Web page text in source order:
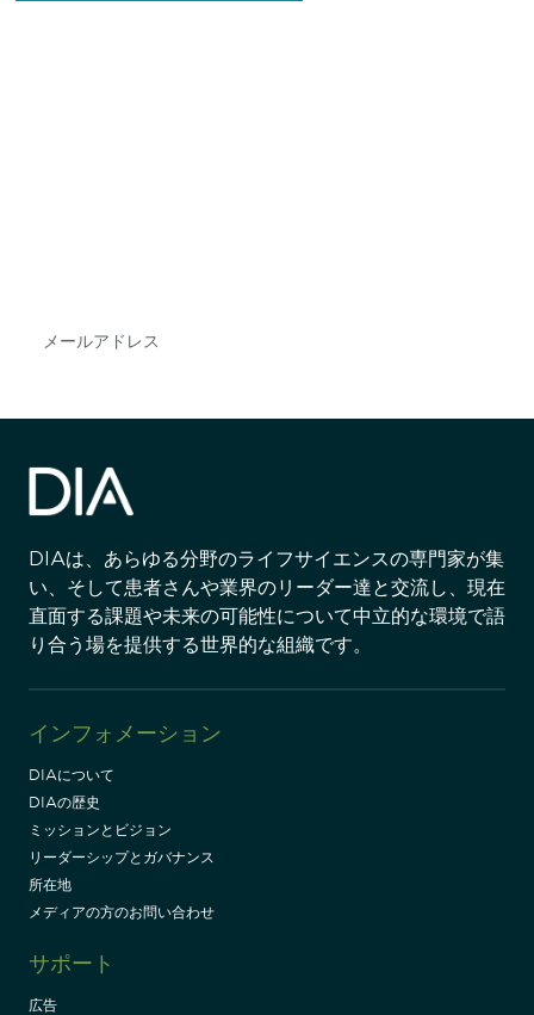
DIAは、あらゆる分野のライフサイエンスの専門家が集
い、そして患者さんや業界のリーダー達と交流し、現在
直面する課題や未来の可能性について中立的な環境で語
り合う場を提供する世界的な組織です。
インフォメーション
DIAについて
DIAの歴史
ミッションとビジョン
リーダーシップとガバナンス
所在地
メディアの方のお問い合わせ
サポート
広告